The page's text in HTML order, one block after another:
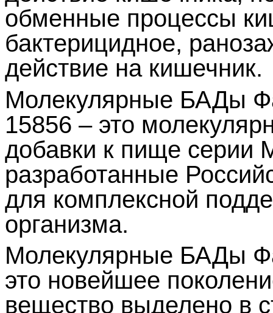
обменные процессы
бактерицидное,
действие на кишечник.
Молекулярные БАДы
15856 – это
добавки к пище серии
разработанные
для комплексной
организма.
Молекулярные БАДы
это новейшее
вещество выделено в